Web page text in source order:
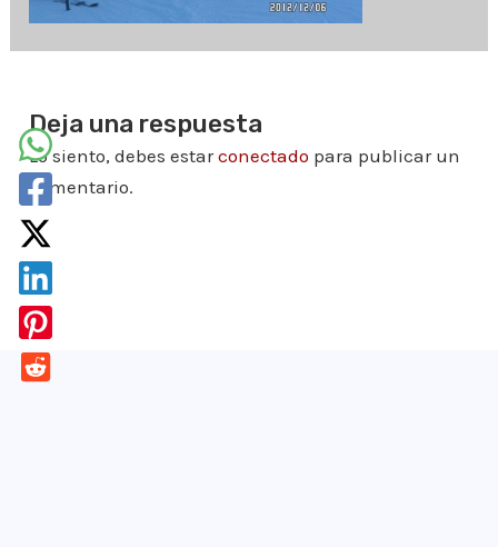
Deja una respuesta
Lo siento, debes estarconectado para publicar un
comentario.